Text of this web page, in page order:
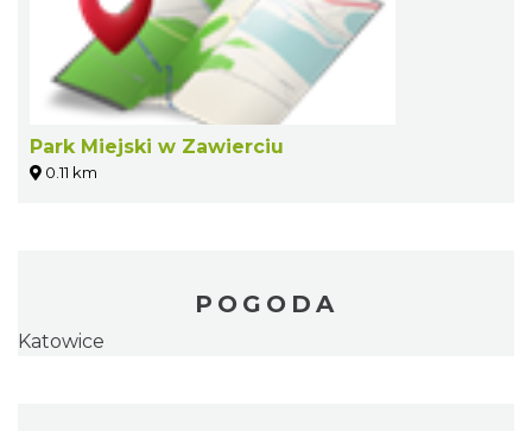
Park Miejski w Zawierciu
0.11 km
POGODA
Katowice